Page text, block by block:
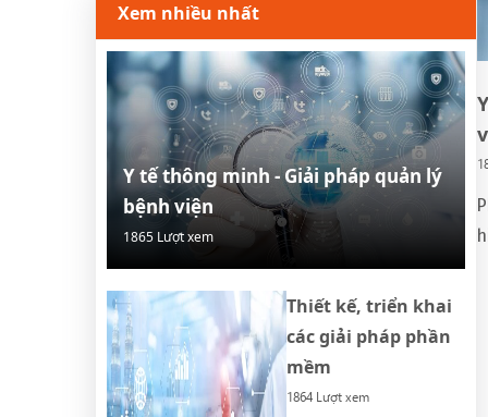
Xem nhiều nhất
Y tế thông minh - Giải pháp quản lý
bệnh viện
1865 Lượt xem
Thiết kế, triển khai
các giải pháp phần
mềm
1864 Lượt xem